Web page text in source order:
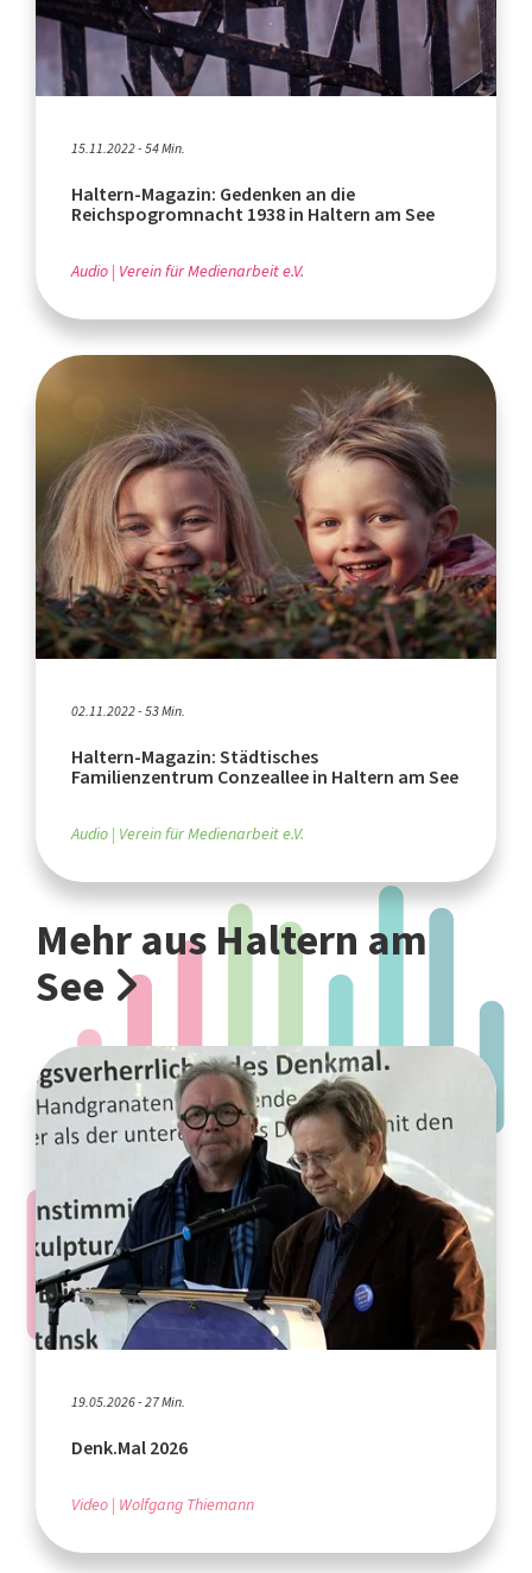
15.11.2022 - 54 Min.
Haltern-Magazin: Gedenken an die
Reichspogromnacht 1938 in Haltern am See
Audio Verein für Medienarbeit e.V.
02.11.2022 - 53 Min.
Haltern-Magazin: Städtisches
Familienzentrum Conzeallee in Haltern am See
Audio Verein für Medienarbeit e.V.
Mehr aus Haltern am
See
19.05.2026 - 27 Min.
Denk.Mal 2026
Video Wolfgang Thiemann